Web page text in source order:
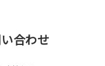
合わせ